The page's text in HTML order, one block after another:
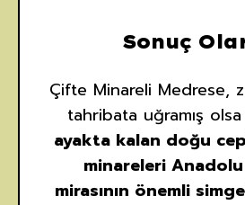
Sonuç
Çifte Minareli Medrese,
tahribata uğramış
ayakta kalan doğu
minareleri
mirasının önemli